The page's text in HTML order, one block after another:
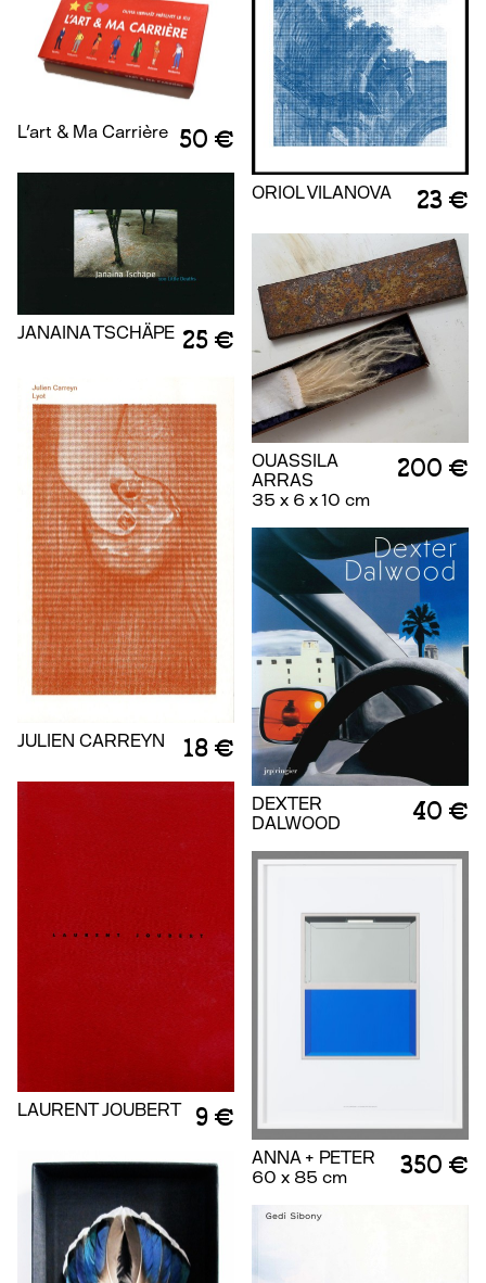
ORIOL VILANOVA 23 €
L'art & Ma Carrière 50 €
JANAINA TSCHÄPE 25 €
OUASSILA
ARRAS
35 x 6 x 10 cm
200 €
JULIEN CARREYN 18 €
DEXTER
DALWOOD
40 €
LAURENT JOUBERT 9 €
ANNA + PETER
60 x 85 cm
350 €